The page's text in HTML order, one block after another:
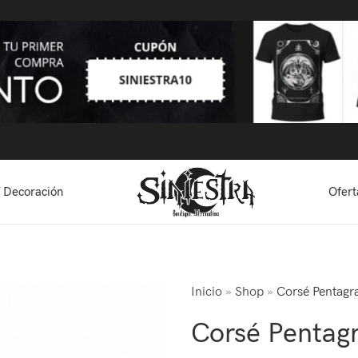
Inicio » Shop » Corsé
Corsé